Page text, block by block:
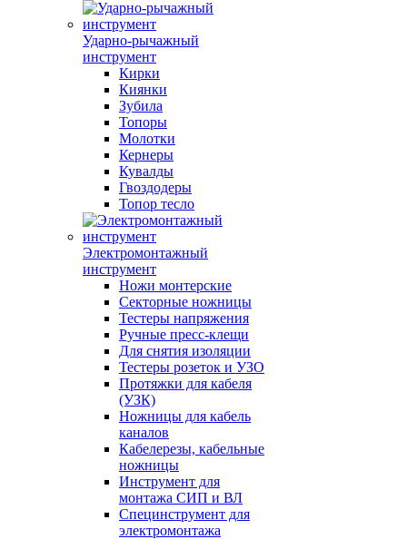
Ударно-рычажный
инструмент
Кирки
Киянки
Зубила
Топоры
Молотки
Кернеры
Кувалды
Гвоздодеры
Топор тесло
Электромонтажный
инструмент
Ножи монтерские
Секторные ножницы
Тестеры напряжения
Ручные пресс-клещи
Для снятия изоляции
Тестеры розеток и УЗО
Протяжки для кабеля
(УЗК)
Ножницы для кабель
каналов
Кабелерезы, кабельные
ножницы
Инструмент для
монтажа СИП и ВЛ
Специнструмент для
электромонтажа